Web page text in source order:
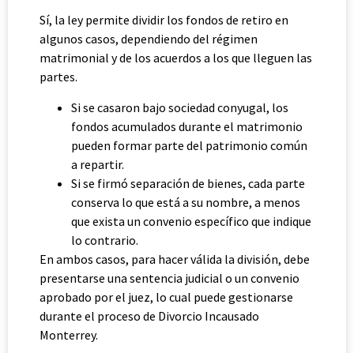
Sí, la ley permite dividir los fondos de retiro en
algunos casos, dependiendo del régimen
matrimonial y de los acuerdos a los que lleguen las
partes.
Si se casaron bajo sociedad conyugal, los
fondos acumulados durante el matrimonio
pueden formar parte del patrimonio común
a repartir.
Si se firmó separación de bienes, cada parte
conserva lo que está a su nombre, a menos
que exista un convenio específico que indique
lo contrario.
En ambos casos, para hacer válida la división, debe
presentarse una sentencia judicial o un convenio
aprobado por el juez, lo cual puede gestionarse
durante el proceso de Divorcio Incausado
Monterrey.